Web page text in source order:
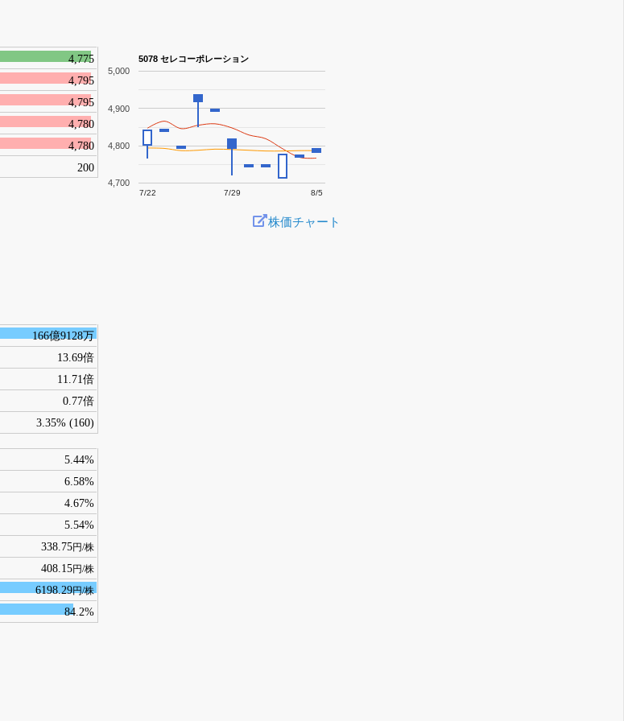
4,775
4,795
4,795
4,780
4,780
200
5078 セレコーポレーション
7/22 7/29 8/5
4,700
4,800
4,900
5,000
株価チャート
166億9128万
13.69倍
11.71倍
0.77倍
3.35% (160)
5.44%
6.58%
4.67%
5.54%
338.75円/株
408.15円/株
6198.29円/株
84.2%